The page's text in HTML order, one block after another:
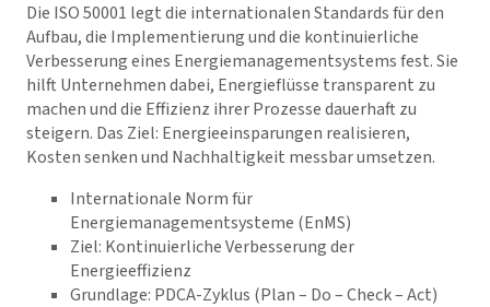
Die ISO 50001 legt die internationalen Standards für den
Aufbau, die Implementierung und die kontinuierliche
Verbesserung eines Energiemanagementsystems fest. Sie
hilft Unternehmen dabei, Energieflüsse transparent zu
machen und die Effizienz ihrer Prozesse dauerhaft zu
steigern. Das Ziel: Energieeinsparungen realisieren,
Kosten senken und Nachhaltigkeit messbar umsetzen.
Internationale Norm für
Energiemanagementsysteme (EnMS)
Ziel: Kontinuierliche Verbesserung der
Energieeffizienz
Grundlage: PDCA-Zyklus (Plan – Do – Check – Act)